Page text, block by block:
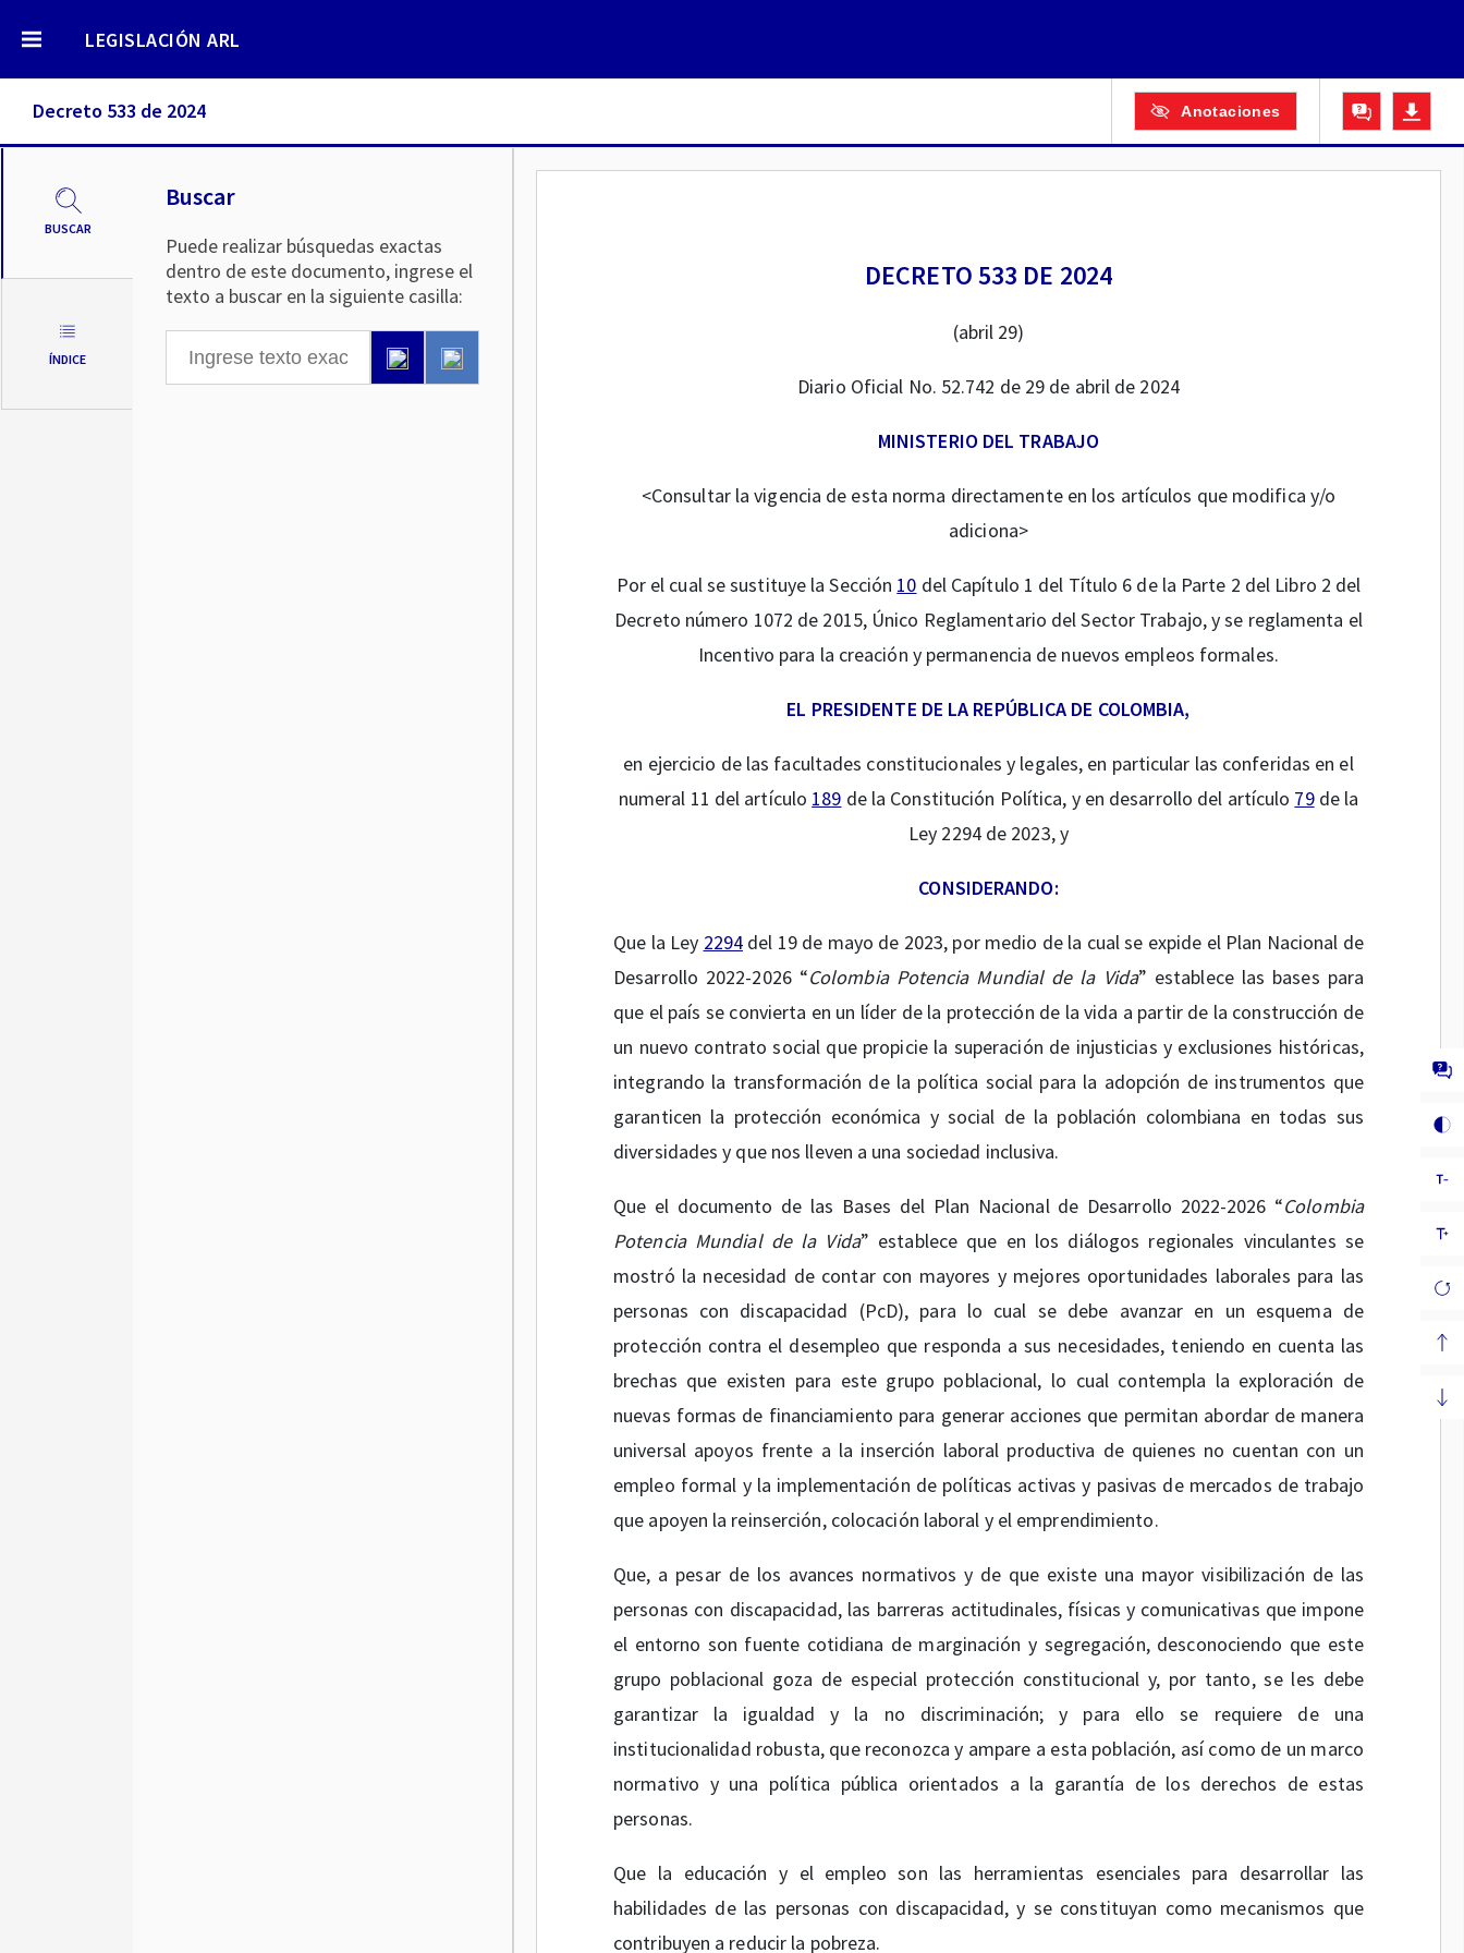
LEGISLACIÓN ARL
Decreto 533 de 2024 Anotaciones
BUSCAR
ÍNDICE
Buscar
Puede realizar búsquedas exactas
dentro de este documento, ingrese el
texto a buscar en la siguiente casilla:
DECRETO 533 DE 2024
(abril 29)
Diario Oficial No. 52.742 de 29 de abril de 2024
MINISTERIO DEL TRABAJO
<Consultar la vigencia de esta norma directamente en los artículos que modifica y/o
adiciona>
Por el cual se sustituye la Sección 10 del Capítulo 1 del Título 6 de la Parte 2 del Libro 2 del
Decreto número 1072 de 2015, Único Reglamentario del Sector Trabajo, y se reglamenta el
Incentivo para la creación y permanencia de nuevos empleos formales.
EL PRESIDENTE DE LA REPÚBLICA DE COLOMBIA,
en ejercicio de las facultades constitucionales y legales, en particular las conferidas en el
numeral 11 del artículo 189 de la Constitución Política, y en desarrollo del artículo 79de la
Ley 2294 de 2023, y
CONSIDERANDO:
Que la Ley 2294del 19 de mayo de 2023, por medio de la cual se expide el Plan Nacional de
Desarrollo 2022-2026 “Colombia Potencia Mundial de la Vida” establece las bases para
que el país se convierta en un líder de la protección de la vida a partir de la construcción de
un nuevo contrato social que propicie la superación de injusticias y exclusiones históricas,
integrando la transformación de la política social para la adopción de instrumentos que
garanticen la protección económica y social de la población colombiana en todas sus
diversidades y que nos lleven a una sociedad inclusiva.
Que el documento de las Bases del Plan Nacional de Desarrollo 2022-2026 “Colombia
Potencia Mundial de la Vida” establece que en los diálogos regionales vinculantes se
mostró la necesidad de contar con mayores y mejores oportunidades laborales para las
personas con discapacidad (PcD), para lo cual se debe avanzar en un esquema de
protección contra el desempleo que responda a sus necesidades, teniendo en cuenta las
brechas que existen para este grupo poblacional, lo cual contempla la exploración de
nuevas formas de financiamiento para generar acciones que permitan abordar de manera
universal apoyos frente a la inserción laboral productiva de quienes no cuentan con un
empleo formal y la implementación de políticas activas y pasivas de mercados de trabajo
que apoyen la reinserción, colocación laboral y el emprendimiento.
Que, a pesar de los avances normativos y de que existe una mayor visibilización de las
personas con discapacidad, las barreras actitudinales, físicas y comunicativas que impone
el entorno son fuente cotidiana de marginación y segregación, desconociendo que este
grupo poblacional goza de especial protección constitucional y, por tanto, se les debe
garantizar la igualdad y la no discriminación; y para ello se requiere de una
institucionalidad robusta, que reconozca y ampare a esta población, así como de un marco
normativo y una política pública orientados a la garantía de los derechos de estas
personas.
Que la educación y el empleo son las herramientas esenciales para desarrollar las
habilidades de las personas con discapacidad, y se constituyan como mecanismos que
contribuyen a reducir la pobreza.